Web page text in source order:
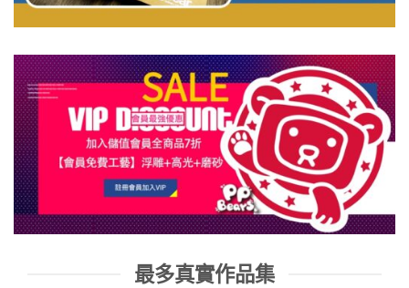
最多真實作品集